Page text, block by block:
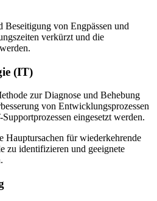
von Engpässen und
verkürzt und die
(IT)
zur Diagnose und Behebung
von Entwicklungsprozessen
eingesetzt werden.
Hauptursachen für wiederkehrende
zu identifizieren und geeignete